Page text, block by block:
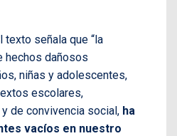
texto señala que “la
hechos dañosos
niñas y adolescentes,
escolares,
de convivencia social, ha
vacíos en nuestro